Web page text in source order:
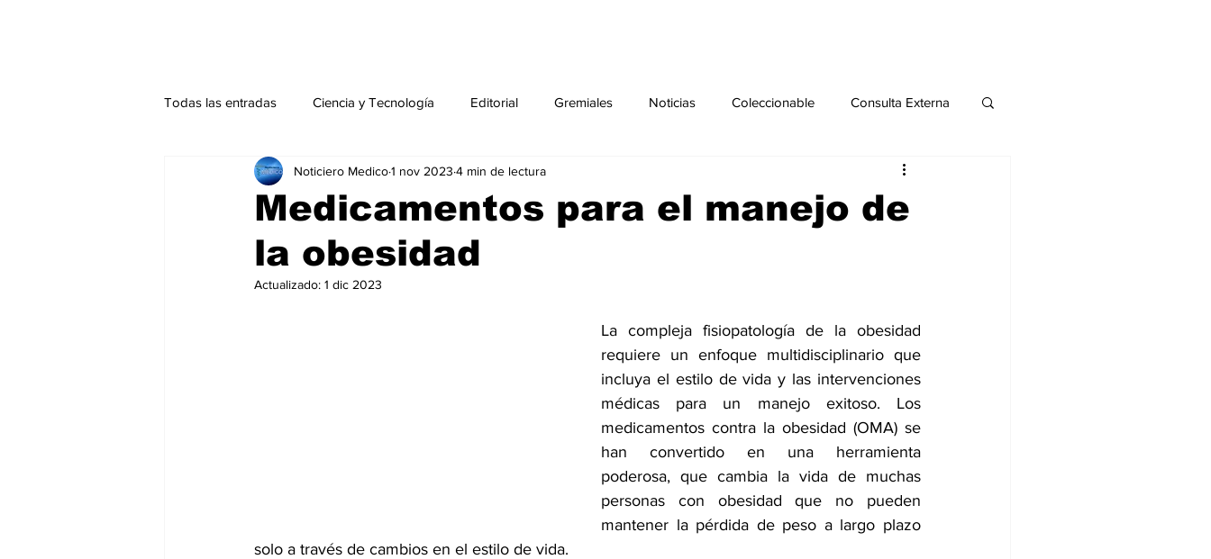
Todas las entradas Ciencia y Tecnología Editorial Gremiales Noticias Coleccionable Consulta Externa
Actualidad Salud Mental Agenda Sección especial Publicaciones
Endocrinología Actualidad especial
dia mundial de la diabetes
Medicamentos para el manejo de
la obesidad
Noticiero Medico1 nov 2023 4 min de lectura
Actualizado: 1 dic 2023
La compleja fisiopatología de la obesidad
requiere un enfoque multidisciplinario que
incluya el estilo de vida y las intervenciones
médicas para un manejo exitoso. Los
medicamentos contra la obesidad (OMA) se
han convertido en una herramienta
poderosa, que cambia la vida de muchas
personas con obesidad que no pueden
mantener la pérdida de peso a largo plazo
solo a través de cambios en el estilo de vida.